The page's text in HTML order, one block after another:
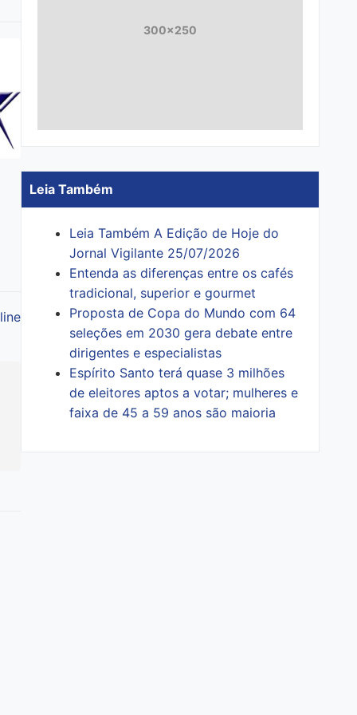
300x250
Leia Também
Leia Também A Edição de Hoje do
Jornal Vigilante 25/07/2026
Entenda as diferenças entre os cafés
tradicional, superior e gourmet
Proposta de Copa do Mundo com 64
seleções em 2030 gera debate entre
dirigentes e especialistas
Espírito Santo terá quase 3 milhões
de eleitores aptos a votar; mulheres e
faixa de 45 a 59 anos são maioria